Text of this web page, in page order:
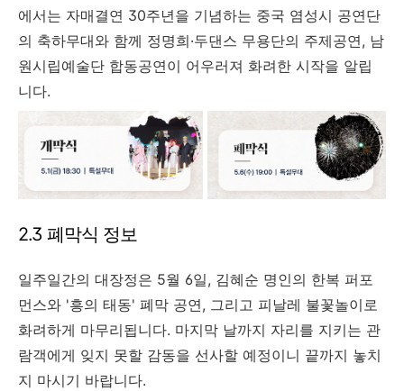
에서는 자매결연 30주년을 기념하는 중국 염성시 공연단
의 축하무대와 함께 정명희·두댄스 무용단의 주제공연, 남
원시립예술단 합동공연이 어우러져 화려한 시작을 알립
니다.
2.3 폐막식 정보
일주일간의 대장정은 5월 6일, 김혜순 명인의 한복 퍼포
먼스와 '흥의 태동' 폐막 공연, 그리고 피날레 불꽃놀이로
화려하게 마무리됩니다. 마지막 날까지 자리를 지키는 관
람객에게 잊지 못할 감동을 선사할 예정이니 끝까지 놓치
지 마시기 바랍니다.